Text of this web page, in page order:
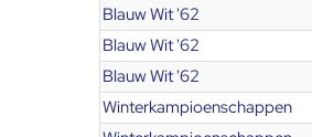
Blauw Wit '62
Blauw Wit '62
Blauw Wit '62
Winterkampioenschappen